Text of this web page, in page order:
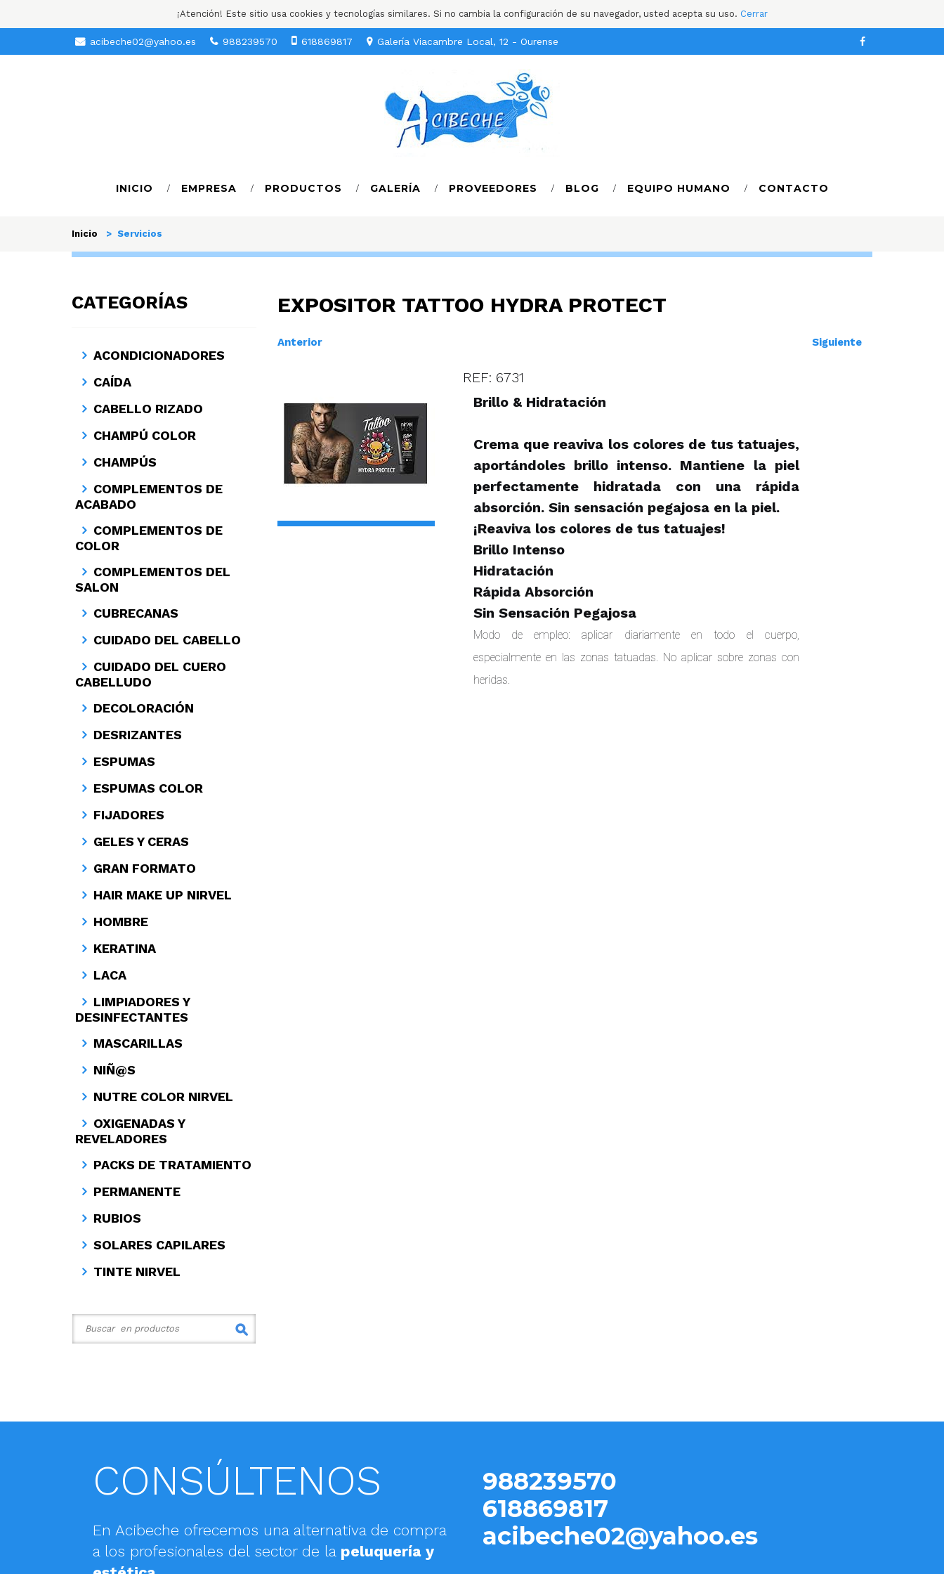
¡Atención! Este sitio usa cookies y tecnologías similares. Si no cambia la configuración de su navegador, usted acepta su uso. Cerrar
acibeche02@yahoo.es 988239570 618869817 Galería Viacambre Local, 12 - Ourense
INICIO EMPRESA PRODUCTOS GALERÍA PROVEEDORES BLOG EQUIPO HUMANO CONTACTO
Inicio > Servicios
CATEGORÍAS
ACONDICIONADORES
CAÍDA
CABELLO RIZADO
CHAMPÚ COLOR
CHAMPÚS
COMPLEMENTOS DE
ACABADO
COMPLEMENTOS DE
COLOR
COMPLEMENTOS DEL
SALON
CUBRECANAS
CUIDADO DEL CABELLO
CUIDADO DEL CUERO
CABELLUDO
DECOLORACIÓN
DESRIZANTES
ESPUMAS
ESPUMAS COLOR
FIJADORES
GELES Y CERAS
GRAN FORMATO
HAIR MAKE UP NIRVEL
HOMBRE
KERATINA
LACA
LIMPIADORES Y
DESINFECTANTES
MASCARILLAS
NIÑ@S
NUTRE COLOR NIRVEL
OXIGENADAS Y
REVELADORES
PACKS DE TRATAMIENTO
PERMANENTE
RUBIOS
SOLARES CAPILARES
TINTE NIRVEL
EXPOSITOR TATTOO HYDRA PROTECT
Anterior Siguiente
REF: 6731
Brillo & Hidratación
Crema que reaviva los colores de tus tatuajes,
aportándoles brillo intenso. Mantiene la piel
perfectamente hidratada con una rápida
absorción. Sin sensación pegajosa en la piel.
¡Reaviva los colores de tus tatuajes!
Brillo Intenso
Hidratación
Rápida Absorción
Sin Sensación Pegajosa
Modo de empleo: aplicar diariamente en todo el cuerpo,
especialmente en las zonas tatuadas. No aplicar sobre zonas con
heridas.
988239570
618869817
acibeche02@yahoo.es
CONSÚLTENOS
En Acibeche ofrecemos una alternativa de compra
a los profesionales del sector de la peluquería y